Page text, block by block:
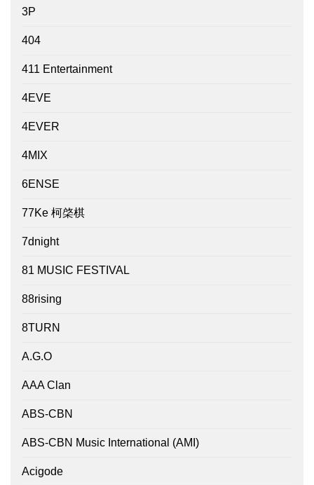
3P
404
411 Entertainment
4EVE
4EVER
4MIX
6ENSE
77Ke 柯棨棋
7dnight
81 MUSIC FESTIVAL
88rising
8TURN
A.G.O
AAA Clan
ABS-CBN
ABS-CBN Music International (AMI)
Acigode